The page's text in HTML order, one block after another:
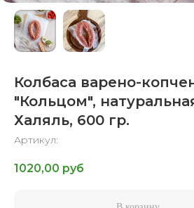
Колбаса варено-
"Кольцом",
Халяль, 600 гр.
Артикул:
1020,00 руб